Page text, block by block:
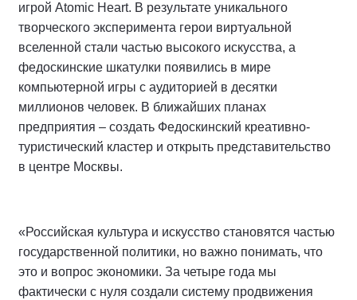
игрой Atomic Heart. В результате уникального
творческого эксперимента герои виртуальной
вселенной стали частью высокого искусства, а
федоскинские шкатулки появились в мире
компьютерной игры с аудиторией в десятки
миллионов человек. В ближайших планах
предприятия – создать Федоскинский креативно-
туристический кластер и открыть представительство
в центре Москвы.
«Российская культура и искусство становятся частью
государственной политики, но важно понимать, что
это и вопрос экономики. За четыре года мы
фактически с нуля создали систему продвижения